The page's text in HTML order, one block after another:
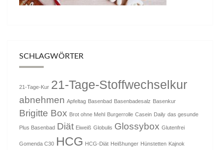
SCHLAGWÖRTER
21-Tage-Kur 21-Tage-Stoffwechselkur
abnehmen Apfeltag Basenbad Basenbadesalz Basenkur
Brigitte Box Brot ohne Mehl Burgerrolle Casein Daily das gesunde
Plus Basenbad Diät Eiweiß Globulis Glossybox Glutenfrei
Gomenda C30 HCG HCG-Diät Heißhunger Hünstetten Kajnok